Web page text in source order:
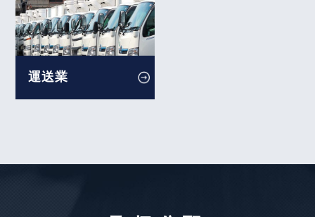
2026年6月1日〈発行〉
2026年5月15日
『労務事情』
企業法務担当執行役員・弁護士 家永 勲による論文
約の賃貸人は責任を負うか
2026年3月号Vol.171
定し難いとき」への該当性（協同組合グローブ事
貸人は賠償請求できるか。
運送業